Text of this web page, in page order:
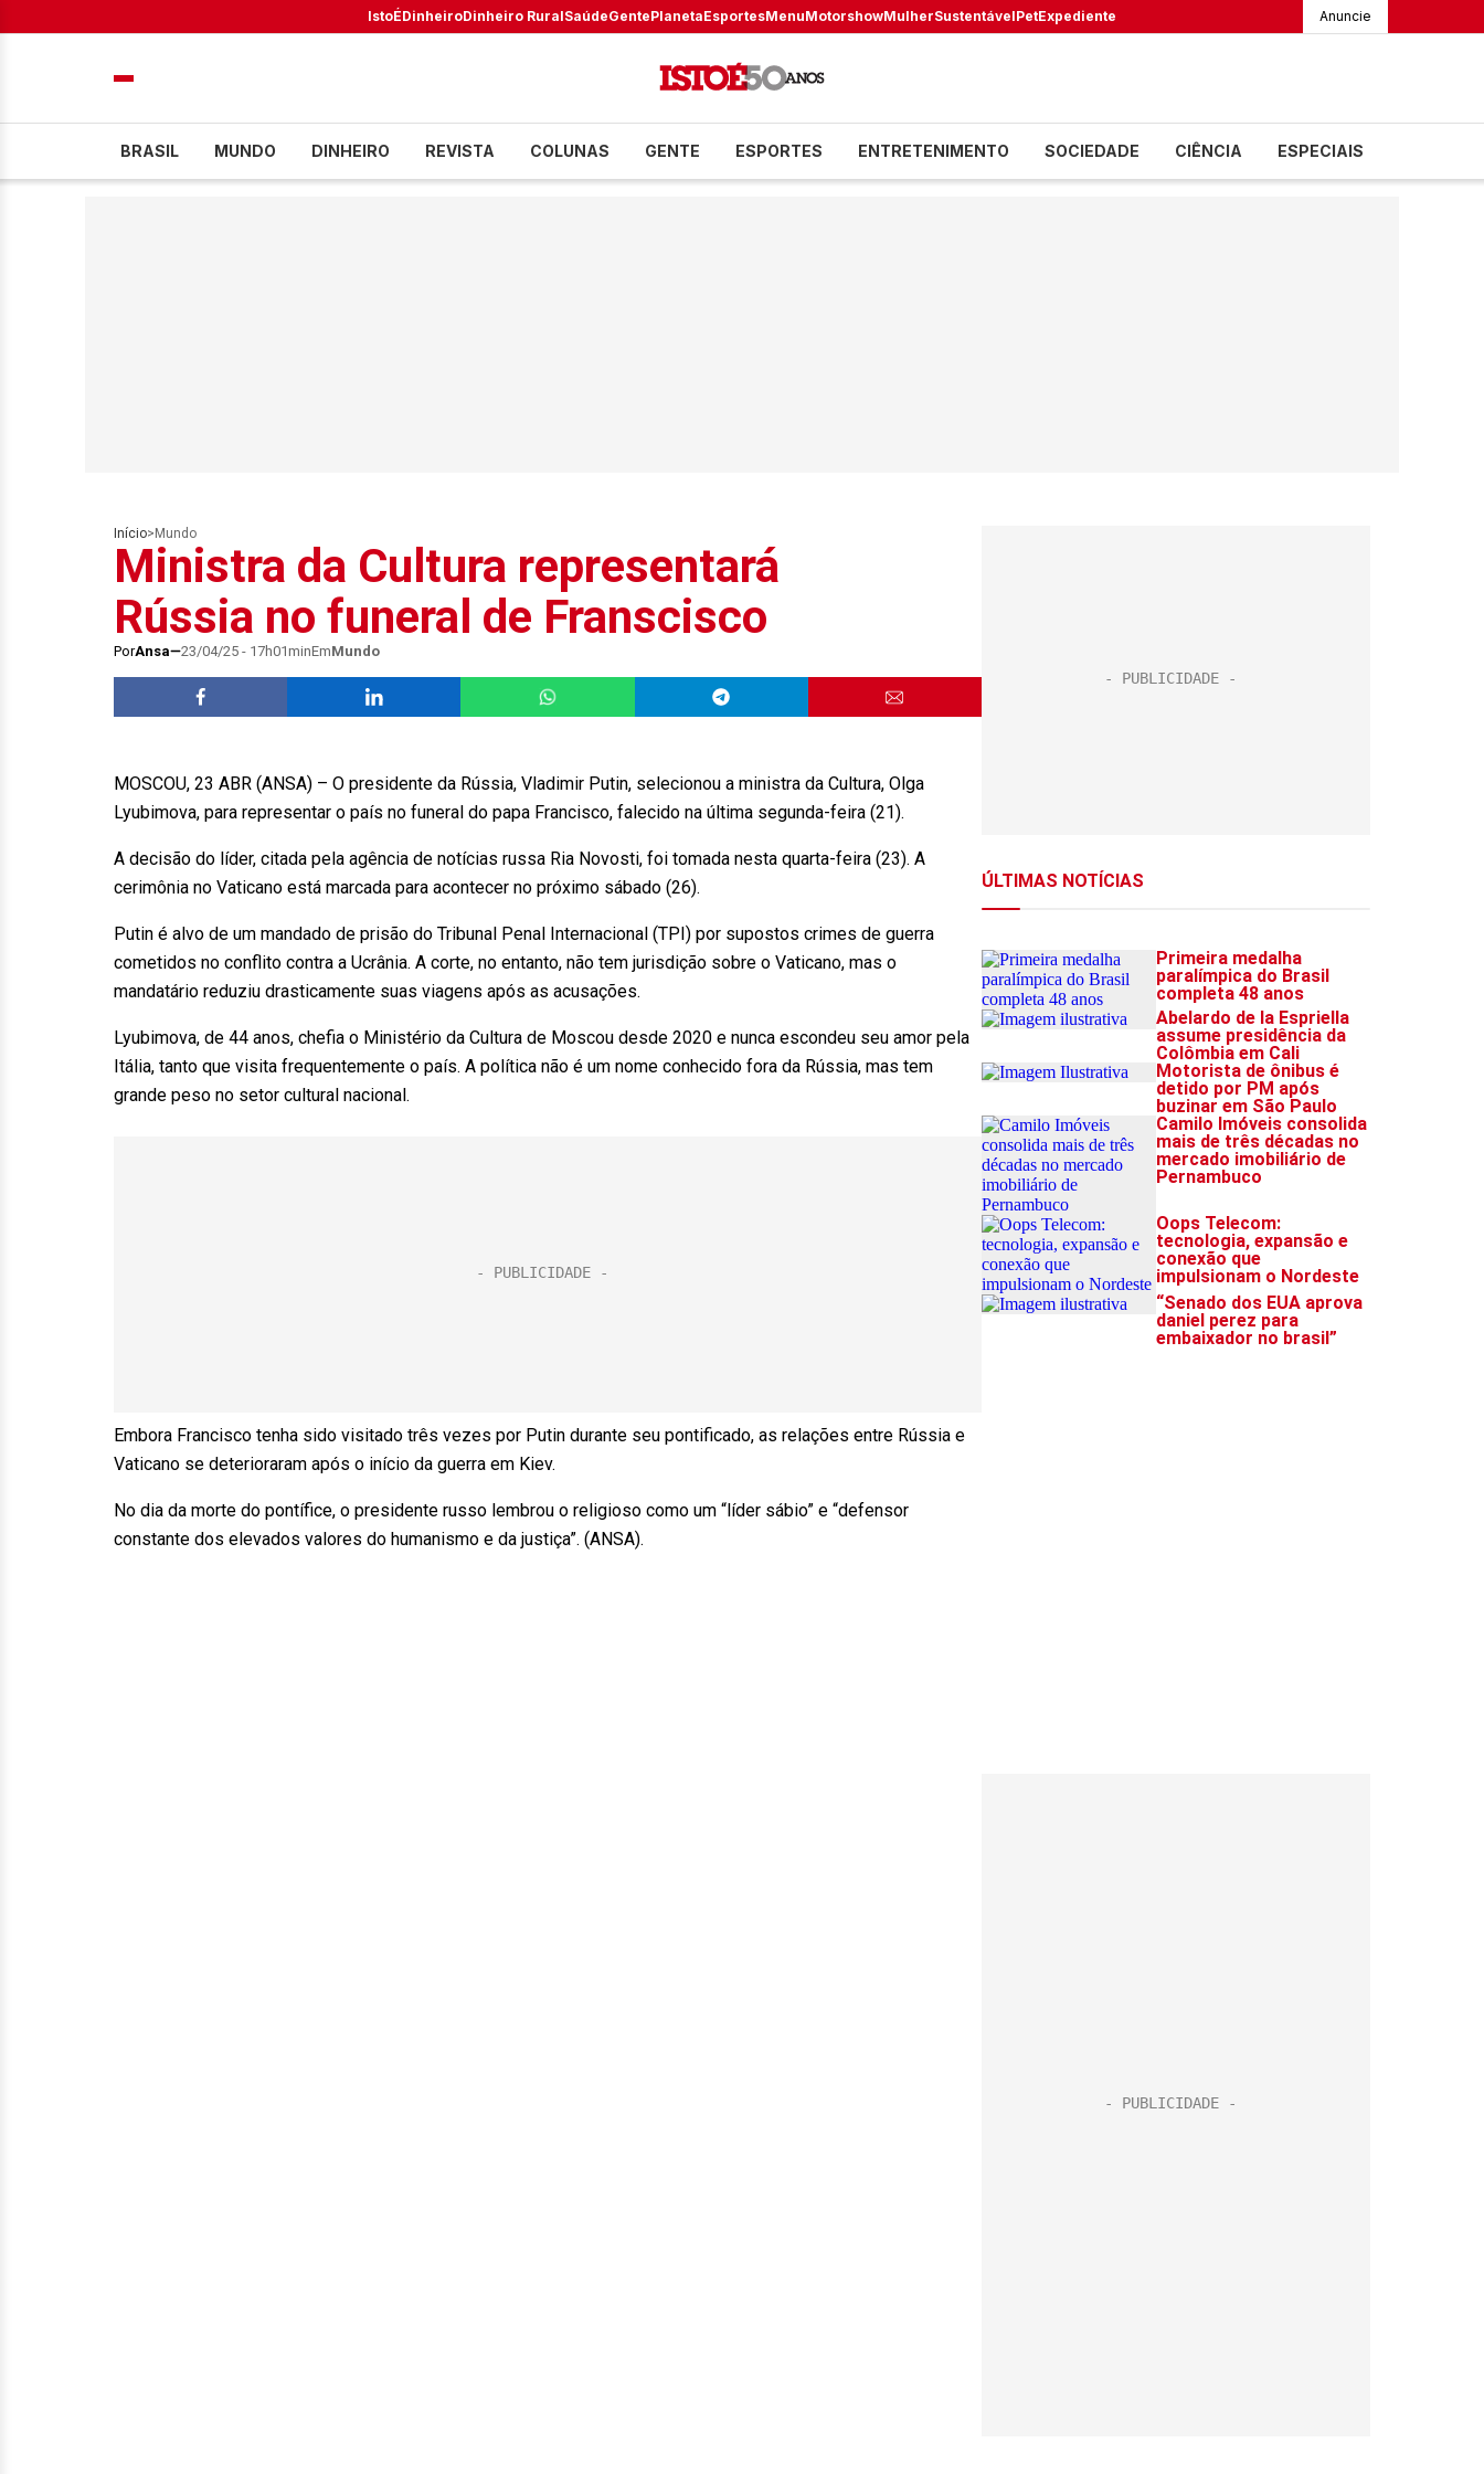
IstoÉDinheiroDinheiro RuralSaúdeGentePlanetaEsportesMenuMotorshowMulherSustentávelPetExpediente Anuncie
BRASIL MUNDO DINHEIRO REVISTA COLUNAS GENTE ESPORTES ENTRETENIMENTO SOCIEDADE CIÊNCIA ESPECIAIS
Início> Mundo
Ministra da Cultura representará
Rússia no funeral de Franscisco
PorAnsa 23/04/25 - 17h01minEmMundo
MOSCOU, 23 ABR (ANSA) – O presidente da Rússia, Vladimir Putin, selecionou a ministra da Cultura, Olga
Lyubimova, para representar o país no funeral do papa Francisco, falecido na última segunda-feira (21).
A decisão do líder, citada pela agência de notícias russa Ria Novosti, foi tomada nesta quarta-feira (23). A
cerimônia no Vaticano está marcada para acontecer no próximo sábado (26).
Putin é alvo de um mandado de prisão do Tribunal Penal Internacional (TPI) por supostos crimes de guerra
cometidos no conflito contra a Ucrânia. A corte, no entanto, não tem jurisdição sobre o Vaticano, mas o
mandatário reduziu drasticamente suas viagens após as acusações.
Lyubimova, de 44 anos, chefia o Ministério da Cultura de Moscou desde 2020 e nunca escondeu seu amor pela
Itália, tanto que visita frequentemente o país. A política não é um nome conhecido fora da Rússia, mas tem
grande peso no setor cultural nacional.
Embora Francisco tenha sido visitado três vezes por Putin durante seu pontificado, as relações entre Rússia e
Vaticano se deterioraram após o início da guerra em Kiev.
No dia da morte do pontífice, o presidente russo lembrou o religioso como um “líder sábio” e “defensor
constante dos elevados valores do humanismo e da justiça”. (ANSA).